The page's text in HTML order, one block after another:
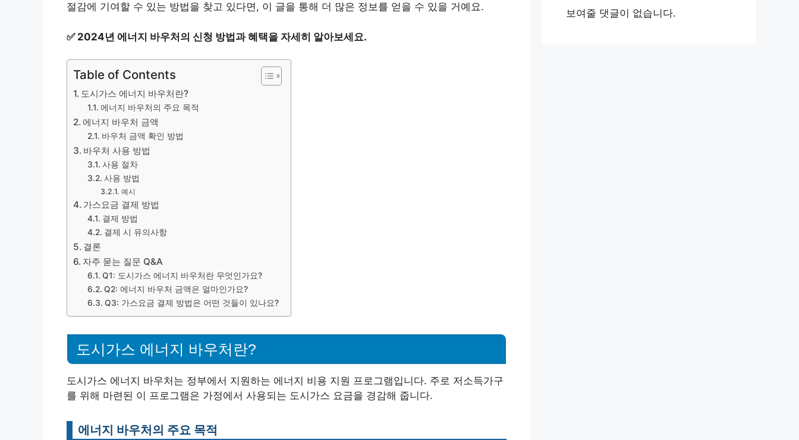
절감에 기여할 수 있는 방법을 찾고 있다면, 이 글을 통해 더 많은 정보를 얻을 수 있을 거예요.
✅ 2024년 에너지 바우처의 신청 방법과 혜택을 자세히 알아보세요.
Table of Contents
도시가스 에너지 바우처란?
에너지 바우처의 주요 목적
에너지 바우처 금액
바우처 금액 확인 방법
바우처 사용 방법
사용 절차
사용 방법
예시
가스요금 결제 방법
결제 방법
결제 시 유의사항
결론
자주 묻는 질문 Q&A
Q1: 도시가스 에너지 바우처란 무엇인가요?
Q2: 에너지 바우처 금액은 얼마인가요?
Q3: 가스요금 결제 방법은 어떤 것들이 있나요?
도시가스 에너지 바우처란?
도시가스 에너지 바우처는 정부에서 지원하는 에너지 비용 지원 프로그램입니다. 주로 저소득가구
를 위해 마련된 이 프로그램은 가정에서 사용되는 도시가스 요금을 경감해 줍니다.
에너지 바우처의 주요 목적
보여줄 댓글이 없습니다.